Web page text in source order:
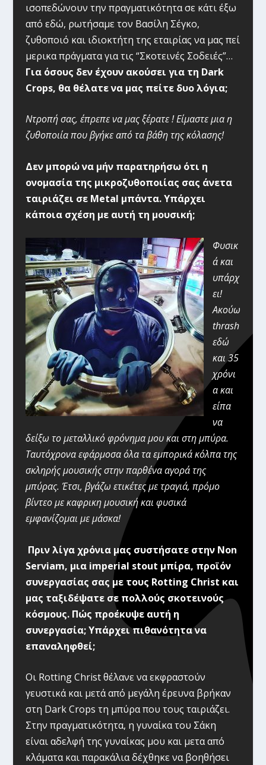
ισοπεδώνουν την πραγματικότητα σε κάτι έξω
από εδώ, ρωτήσαμε τον Βασίλη Σέγκο,
ζυθοποιό και ιδιοκτήτη της εταιρίας να μας πεί
μερικα πράγματα για τις “Σκοτεινές Σοδειές”…
Για όσους δεν έχουν ακούσει για τη Dark
Crops, θα θέλατε να μας πείτε δυο λόγια;
Ντροπή σας, έπρεπε να μας ξέρατε ! Είμαστε μια η
ζυθοποιία που βγήκε από τα βάθη της κόλασης!
Δεν μπορώ να μήν παρατηρήσω ότι η
ονομασία της μικροζυθοποιίας σας άνετα
ταιριάζει σε Metal μπάντα. Υπάρχει
κάποια σχέση με αυτή τη μουσική;
Φυσικ
ά και
υπάρχ
ει!
Ακούω
thrash
εδώ
και 35
χρόνι
α και
είπα
να
δείξω το μεταλλικό φρόνημα μου και στη μπύρα.
Ταυτόχρονα εφάρμοσα όλα τα εμπορικά κόλπα της
σκληρής μουσικής στην παρθένα αγορά της
μπύρας. Έτσι, βγάζω ετικέτες με τραγιά, πρόμο
βίντεο με καφρικη μουσική και φυσικά
εμφανίζομαι με μάσκα!
Πριν λίγα χρόνια μας συστήσατε στην Non
Serviam, μια imperial stout μπίρα, προϊόν
συνεργασίας σας με τους Rotting Christ και
μας ταξιδέψατε σε πολλούς σκοτεινούς
κόσμους. Πώς προέκυψε αυτή η
συνεργασία; Υπάρχει πιθανότητα να
επαναληφθεί;
Οι Rotting Christ θέλανε να εκφραστούν
γευστικά και μετά από μεγάλη έρευνα βρήκαν
στη Dark Crops τη μπύρα που τους ταιριάζει.
Στην πραγματικότητα, η γυναίκα του Σάκη
είναι αδελφή της γυναίκας μου και μετα από
κλάματα και παρακάλια δέχθηκε να βοηθήσει